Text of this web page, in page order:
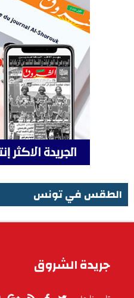
الطقس في تونس
جريدة الشروق